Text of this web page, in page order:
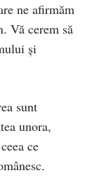
ne afirmăm
Vă cerem să
și
sunt
unora,
ce